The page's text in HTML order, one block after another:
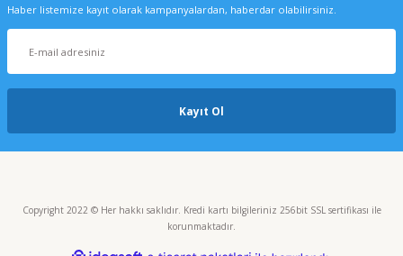
Haber listemize kayıt olarak kampanyalardan, haberdar olabilirsiniz.
Kayıt Ol
Copyright 2022 © Her hakkı saklıdır. Kredi kartı bilgileriniz 256bit SSL sertifikası ile
korunmaktadır.